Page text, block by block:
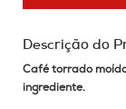
Descrição do
Café torrado
ingrediente.